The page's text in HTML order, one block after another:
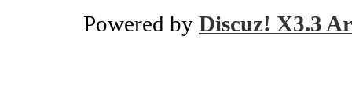
Powered by Discuz! X3.3